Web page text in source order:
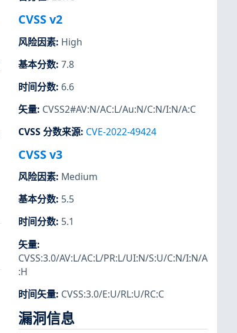
CVSS v2
风险因素: High
基本分数: 7.8
时间分数: 6.6
矢量: CVSS2#AV:N/AC:L/Au:N/C:N/I:N/A:C
CVSS 分数来源: CVE-2022-49424
CVSS v3
风险因素: Medium
基本分数: 5.5
时间分数: 5.1
矢量:
CVSS:3.0/AV:L/AC:L/PR:L/UI:N/S:U/C:N/I:N/A
:H
时间矢量: CVSS:3.0/E:U/RL:U/RC:C
漏洞信息